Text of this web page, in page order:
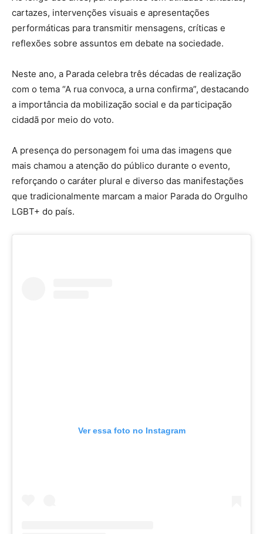
cartazes, intervenções visuais e apresentações
performáticas para transmitir mensagens, críticas e
reflexões sobre assuntos em debate na sociedade.
Neste ano, a Parada celebra três décadas de realização
com o tema “A rua convoca, a urna confirma”, destacando
a importância da mobilização social e da participação
cidadã por meio do voto.
A presença do personagem foi uma das imagens que
mais chamou a atenção do público durante o evento,
reforçando o caráter plural e diverso das manifestações
que tradicionalmente marcam a maior Parada do Orgulho
LGBT+ do país.
Ver essa foto no Instagram